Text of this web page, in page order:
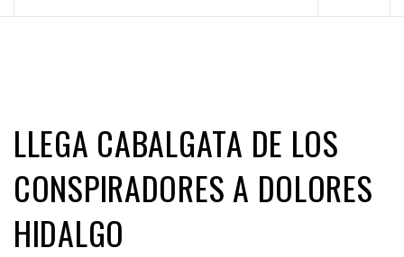
LLEGA CABALGATA DE LOS
CONSPIRADORES A DOLORES
HIDALGO